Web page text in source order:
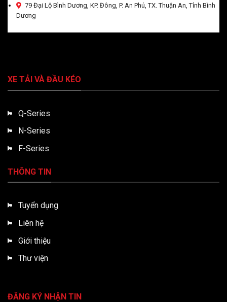
79 Đại Lộ Bình Dương, KP. Đông, P. An Phú, TX. Thuận An, Tỉnh Bình
Dương
XE TẢI VÀ ĐẦU KÉO
Q-Series
N-Series
F-Series
THÔNG TIN
Tuyển dụng
Liên hệ
Giới thiệu
Thư viện
ĐĂNG KÝ NHẬN TIN